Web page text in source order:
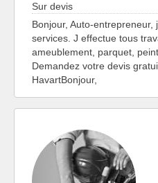
Sur devis
Bonjour, Auto-
services. J effectue tous
ameublement, parquet,
Demandez votre devis
HavartBonjour,